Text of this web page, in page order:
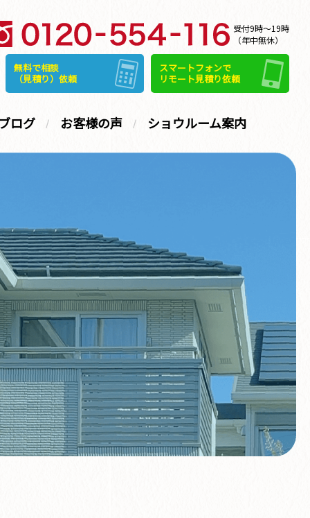
受付9時～19時
（年中無休）
無料で相談
（見積り）依頼
スマートフォンで
リモート見積り依頼
ログ お客様の声 ショウルーム案内